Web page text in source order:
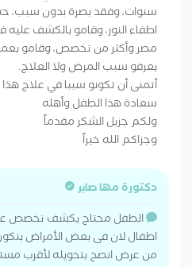
سنوات، وفقد بصرة بدون سبب،
اطفاء النور، وقامو بالكشف
مصر وأكثر من تخصص، وقامو
يعرفو سبب المرض ولا العلاج.
أتمنى أن تكونو سببا في علاج هذا
سعادة هذا الطفل وأهله
ولكم جزيل الشكر مقدماً
وجزاكم الله خيراً
دكتورة مها صابر
الطفل محتاج يكشف تخصص
اطفال لان فى بعض الأمراض
من عرض انصح بتحويله لأقرب